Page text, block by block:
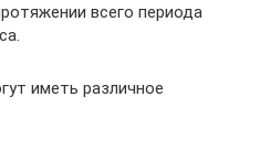
всего периода
иметь различное